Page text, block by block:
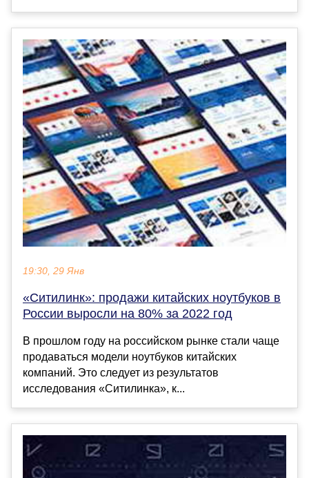
19:30, 29 Янв
«Ситилинк»: продажи китайских ноутбуков в
России выросли на 80% за 2022 год
В прошлом году на российском рынке стали чаще
продаваться модели ноутбуков китайских
компаний. Это следует из результатов
исследования «Ситилинка», к...